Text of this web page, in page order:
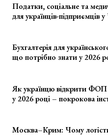
Податки, соціальне та
для українців-підприємців у
Бухгалтерія для
що потрібно знати у 2026
Як українцю відкрити ФОП
у 2026 році – покрокова
Москва–Крим: Чому